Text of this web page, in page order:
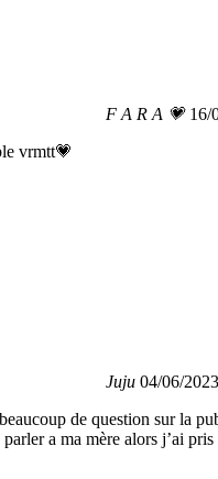
F A R A 💗 16/
vrmtt💗
Juju 04/06/
de question sur la
parler a ma mère alors j’ai